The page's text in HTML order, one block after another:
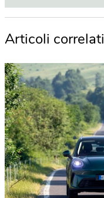
Articoli correlati